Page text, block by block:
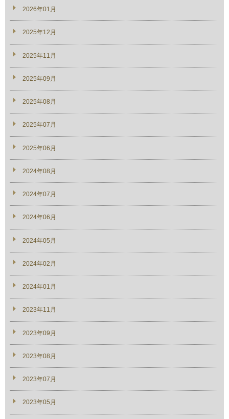
2026年01月
2025年12月
2025年11月
2025年09月
2025年08月
2025年07月
2025年06月
2024年08月
2024年07月
2024年06月
2024年05月
2024年02月
2024年01月
2023年11月
2023年09月
2023年08月
2023年07月
2023年05月